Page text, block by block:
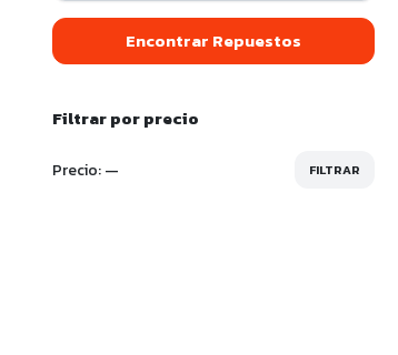
Encontrar Repuestos
Filtrar por precio
FILTRAR
Precio:—